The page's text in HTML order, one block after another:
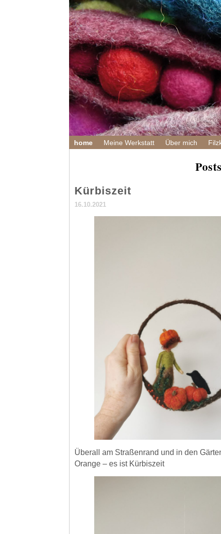
home Meine Werkstatt Über mich
Kürbiszeit
16.10.2021
Überall am Straßenrand und in den
Orange – es ist Kürbiszeit